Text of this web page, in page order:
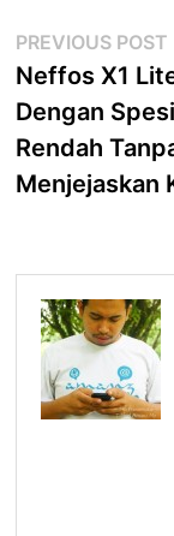
Post
navigation
PREVIOUS POST
Neffos X1
Dengan
Rendah
Menjejaskan